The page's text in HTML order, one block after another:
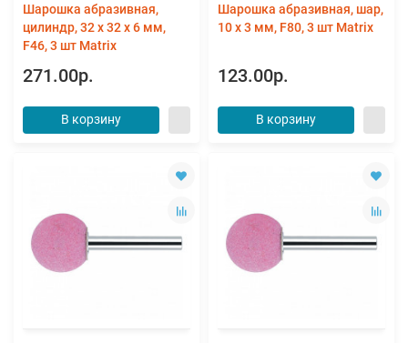
Шарошка абразивная,
цилиндр, 32 x 32 x 6 мм,
F46, 3 шт Matrix
271.00р.
В корзину
Шарошка абразивная, шар,
10 x 3 мм, F80, 3 шт Matrix
123.00р.
В корзину